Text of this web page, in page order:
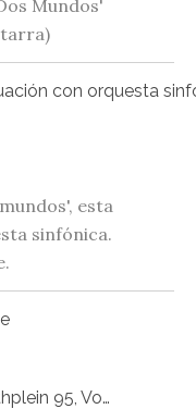
Mundos'
con orquesta
esta
sinfónica.
Theater Ludens, Burg. Feithplein 95, Voorburg